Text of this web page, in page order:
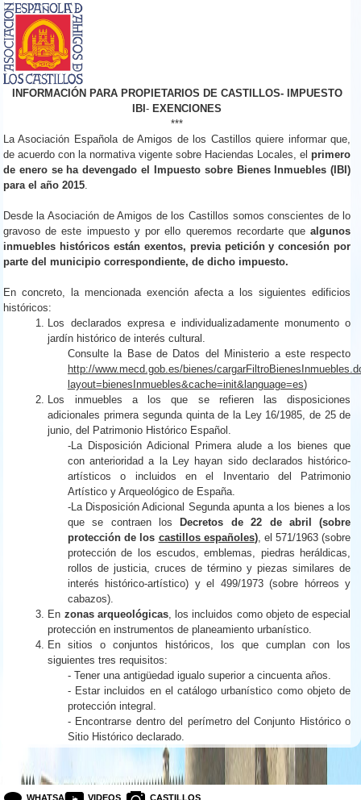
cast._de_espana.jpg
INFORMACIÓN PARA PROPIETARIOS DE CASTILLOS- IMPUESTO
IBI- EXENCIONES
***
La Asociación Española de Amigos de los Castillos quiere informar que,
de acuerdo con la normativa vigente sobre Haciendas Locales, elprimero
de enero se ha devengado el Impuesto sobre Bienes Inmuebles (IBI)
para el año 2015.
Desde la Asociación de Amigos de los Castillos somos conscientes de lo
gravoso de este impuesto y por ello queremos recordarte que algunos
inmuebles históricos están exentos, previa petición y concesión por
parte del municipio correspondiente, de dicho impuesto.
En concreto, la mencionada exención afecta a los siguientes edificios
históricos:
Los declarados expresa e individualizadamente monumento o
jardín histórico de interés cultural.
Consulte la Base de Datos del Ministerio a este respecto
http://www.mecd.gob.es/bienes/
layout=bienesInmuebles&cache=init&language=es)
Los inmuebles a los que se refieren las disposiciones
adicionales primera segunda quinta de la Ley 16/1985, de 25 de
junio, del Patrimonio Histórico Español.
-La Disposición Adicional Primera alude a los bienes que
con anterioridad a la Ley hayan sido declarados histórico-
artísticos o incluidos en el Inventario del Patrimonio
Artístico y Arqueológico de España.
-La Disposición Adicional Segunda apunta a los bienes a los
que se contraen los
Decretos de22 de abril (sobre
protección de los castillos españoles), el 571/1963 (sobre
protección de los escudos, emblemas, piedras heráldicas,
rollos de justicia, cruces de término y piezas similares de
interés histórico-artístico) y el 499/1973 (sobre hórreos y
cabazos).
En zonas arqueológicas, los incluidos como objeto de especial
protección en instrumentos de planeamiento urbanístico.
En sitios o conjuntos históricos, los que cumplan con los
siguientes tres requisitos:
- Tener una antigüedad igualo superior a cincuenta años.
- Estar incluidos en el catálogo urbanístico como objeto de
protección integral.
- Encontrarse dentro del perímetro del Conjunto Histórico o
Sitio Histórico declarado.
WHATSAPP VIDEOS CASTILLOS